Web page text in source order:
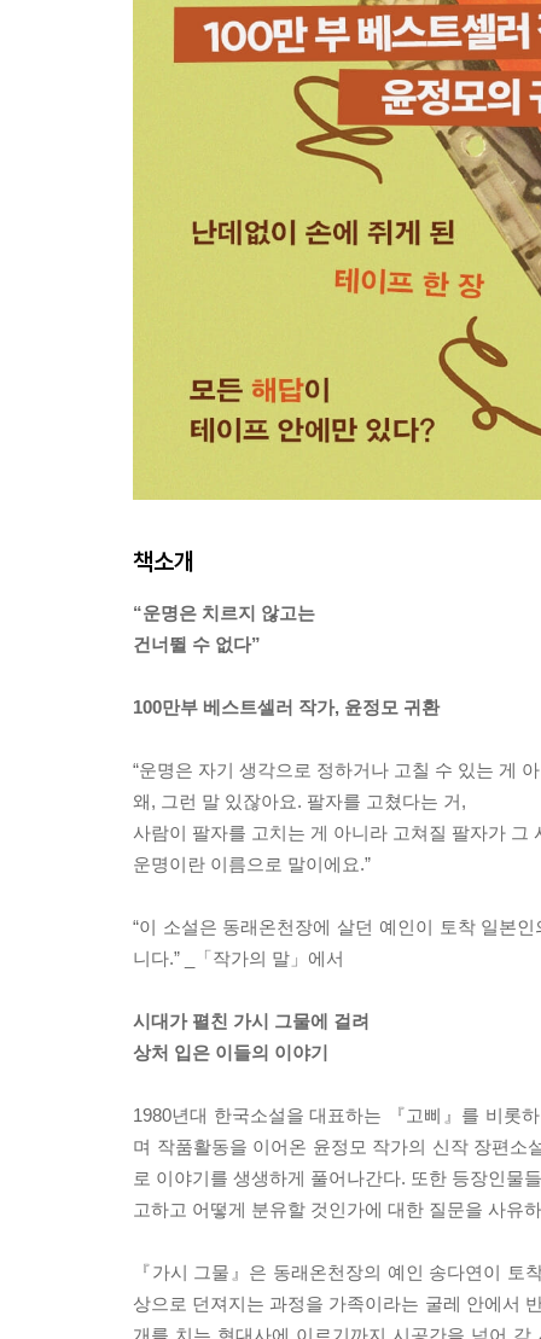
책소개
“운명은 치르지 않고는
건너뛸 수 없다”
100만부 베스트셀러 작가, 윤정모 귀환
“운명은 자기 생각으로 정하거나 고칠 수 있는 게
왜, 그런 말 있잖아요. 팔자를 고쳤다는 거,
사람이 팔자를 고치는 게 아니라 고쳐질 팔자가 그
운명이란 이름으로 말이에요.”
“이 소설은 동래온천장에 살던 예인이 토착 일본
니다.” _「작가의 말」에서
시대가 펼친 가시 그물에 걸려
상처 입은 이들의 이야기
1980년대 한국소설을 대표하는 『고삐』를 비롯
며 작품활동을 이어온 윤정모 작가의 신작 장편
로 이야기를 생생하게 풀어나간다. 또한 등장인물
고하고 어떻게 분유할 것인가에 대한 질문을 사유
『가시 그물』은 동래온천장의 예인 송다연이
상으로 던져지는 과정을 가족이라는 굴레 안에서